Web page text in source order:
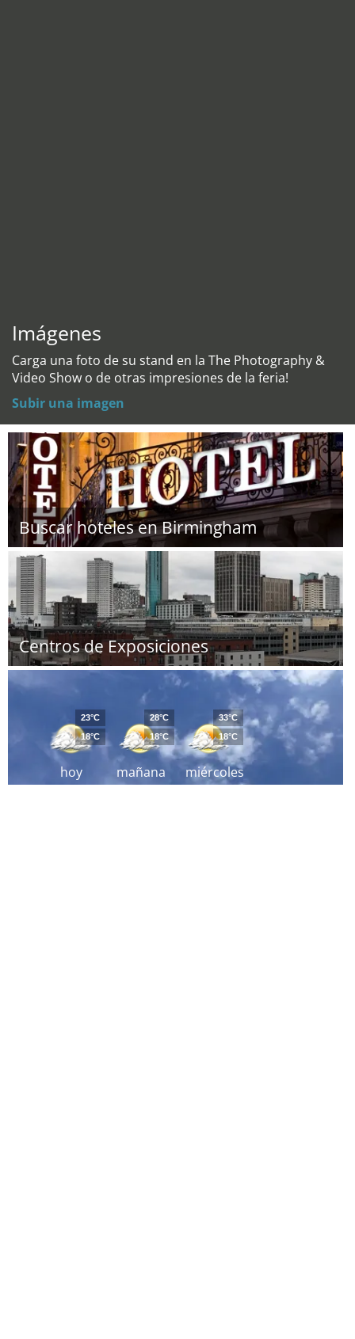
Imágenes
Carga una foto de su stand en la The Photography &
Video Show o de otras impresiones de la feria!
Subir una imagen
Buscar hoteles en Birmingham
Centros de Exposiciones
hoy
23°C
18°C
mañana
28°C
18°C
miércoles
33°C
18°C